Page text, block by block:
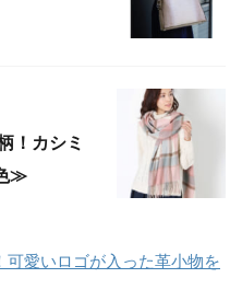
！カシミ
≫
可愛いロゴが入った革小物を